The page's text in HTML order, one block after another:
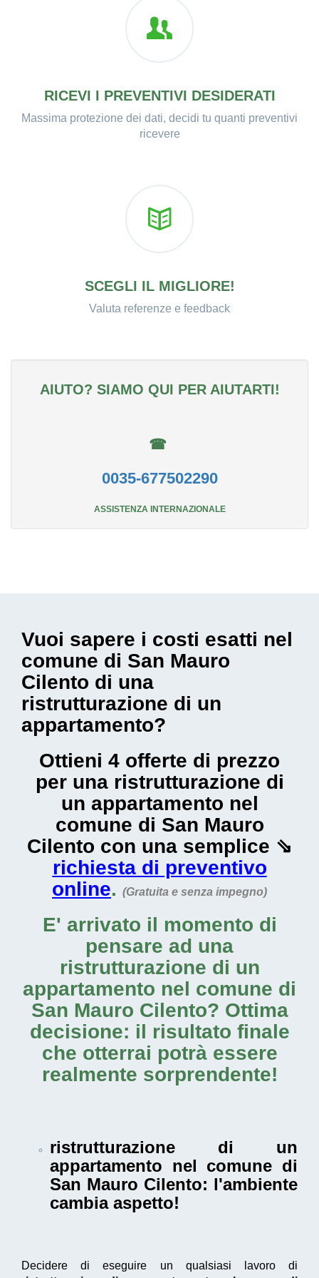
RICEVI I PREVENTIVI DESIDERATI
Massima protezione dei dati, decidi tu quanti preventivi
ricevere
SCEGLI IL MIGLIORE!
Valuta referenze e feedback
AIUTO? SIAMO QUI PER AIUTARTI!
☎
0035-677502290
ASSISTENZA INTERNAZIONALE
Vuoi sapere i costi esatti nel
comune di San Mauro
Cilento di una
ristrutturazione di un
appartamento?
Ottieni 4 offerte di prezzo
per una ristrutturazione di
un appartamento nel
comune di San Mauro
Cilento con una semplice ⇘
richiesta di preventivo
online. (Gratuita e senza impegno)
E' arrivato il momento di
pensare ad una
ristrutturazione di un
appartamento nel comune di
San Mauro Cilento? Ottima
decisione: il risultato finale
che otterrai potrà essere
realmente sorprendente!
ristrutturazione di un
appartamento nel comune di
San Mauro Cilento: l'ambiente
cambia aspetto!
Decidere di eseguire un qualsiasi lavoro di